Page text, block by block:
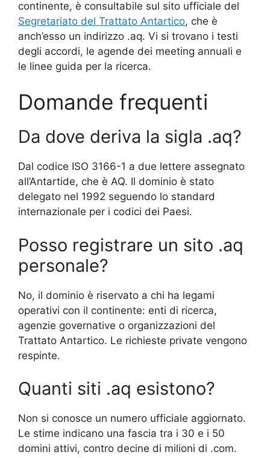
continente, è consultabile sul sito ufficiale del
Segretariato del Trattato Antartico, che è
anch’esso un indirizzo .aq. Vi si trovano i testi
degli accordi, le agende dei meeting annuali e
le linee guida per la ricerca.
Domande frequenti
Da dove deriva la sigla .aq?
Dal codice ISO 3166-1 a due lettere assegnato
all’Antartide, che è AQ. Il dominio è stato
delegato nel 1992 seguendo lo standard
internazionale per i codici dei Paesi.
Posso registrare un sito .aq
personale?
No, il dominio è riservato a chi ha legami
operativi con il continente: enti di ricerca,
agenzie governative o organizzazioni del
Trattato Antartico. Le richieste private vengono
respinte.
Quanti siti .aq esistono?
Non si conosce un numero ufficiale aggiornato.
Le stime indicano una fascia tra i 30 e i 50
domini attivi, contro decine di milioni di .com.